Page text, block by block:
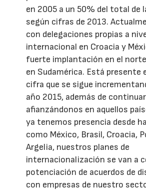
en 2005 a un 50% del total de
según cifras de 2013.
con delegaciones propias a
internacional en Croacia y
fuerte implantación en el
en Sudamérica. Está presente
cifra que se sigue
año 2015, además de continuar
afianzándonos en aquellos
ya tenemos presencia desde
como México, Brasil, Croacia,
Argelia, nuestros planes de
internacionalización se van a
potenciación de acuerdos de
con empresas de nuestro